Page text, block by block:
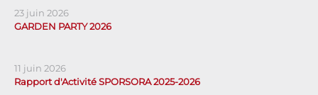
23 juin 2026
GARDEN PARTY 2026
11 juin 2026
Rapport d'Activité SPORSORA 2025-2026